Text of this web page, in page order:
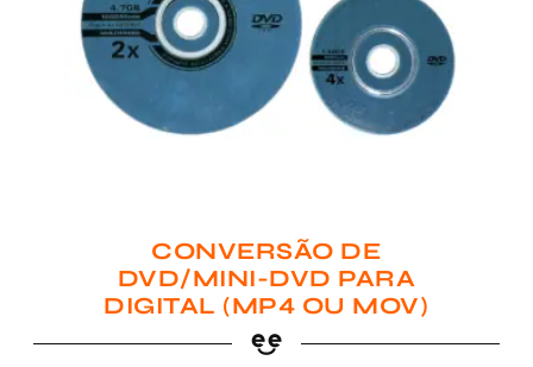
CONVERSÃO DE
DVD/MINI-DVD PARA
DIGITAL (MP4 OU MOV)